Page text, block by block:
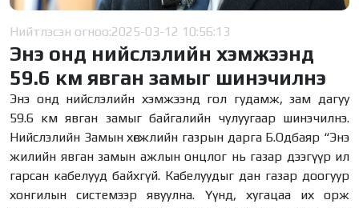
Нийтлэсэн огноо:2025-03-12 10:56:13
Энэ онд нийслэлийн хэмжээнд
59.6 км явган замыг шинэчилнэ
Энэ онд нийслэлийн хэмжээнд гол гудамж, зам дагуу
59.6 км явган замыг байгалийн чулуугаар шинэчилнэ.
Нийслэлийн Замын хөгжлийн газрын дарга Б.Одбаяр “Энэ
жилийн явган замын ажлын онцлог нь газар дээгүүр ил
гарсан кабелууд байхгүй. Кабелуудыг дан газар доогуур
хонгилын системээр явуулна. Үүнд, хугацаа их орж